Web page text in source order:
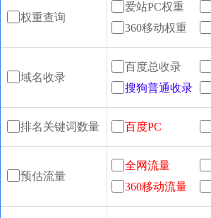
权重查询
爱站PC权重
360移动权重
域名收录
百度总收录
搜狗普通收录
排名关键词数量 百度PC
预估流量
全网流量
360移动流量